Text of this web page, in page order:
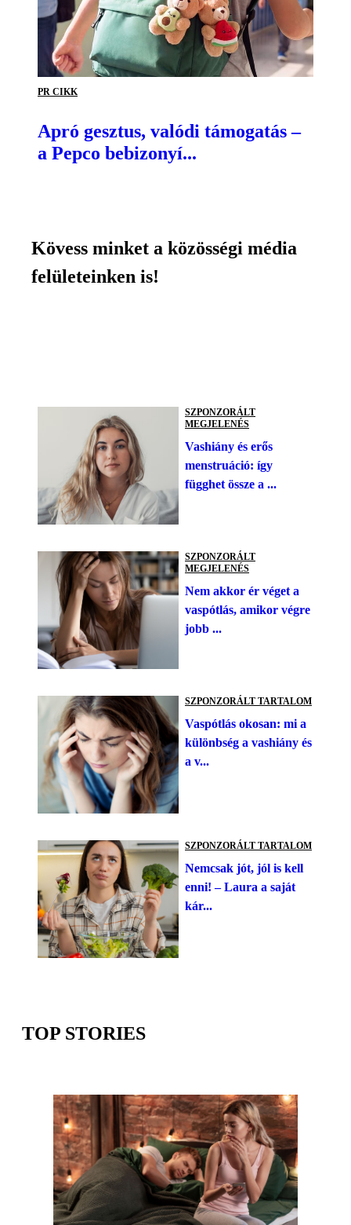
PR CIKK
Apró gesztus, valódi támogatás –
a Pepco bebizonyí...
Kövess minket a közösségi média
felületeinken is!
SZPONZORÁLT
MEGJELENÉS
Vashiány és erős
menstruáció: így
függhet össze a ...
SZPONZORÁLT
MEGJELENÉS
Nem akkor ér véget a
vaspótlás, amikor végre
jobb ...
SZPONZORÁLT TARTALOM
Vaspótlás okosan: mi a
különbség a vashiány és
a v...
SZPONZORÁLT TARTALOM
Nemcsak jót, jól is kell
enni! – Laura a saját
kár...
TOP STORIES